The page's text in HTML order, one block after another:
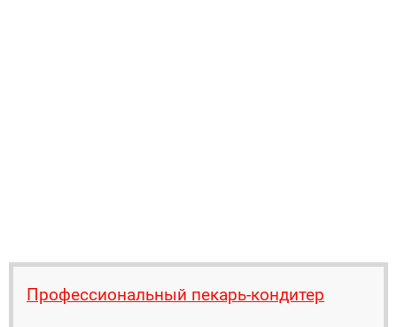
Профессиональный пекарь-кондитер